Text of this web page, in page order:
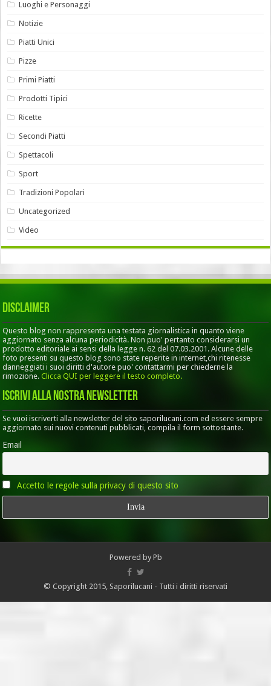
Luoghi e Personaggi
Notizie
Piatti Unici
Pizze
Primi Piatti
Prodotti Tipici
Ricette
Secondi Piatti
Spettacoli
Sport
Tradizioni Popolari
Uncategorized
Video
Disclaimer
Questo blog non rappresenta una testata giornalistica in quanto viene
aggiornato senza alcuna periodicità. Non puo' pertanto considerarsi un
prodotto editoriale ai sensi della legge n. 62 del 07.03.2001. Alcune delle
foto presenti su questo blog sono state reperite in internet,chi ritenesse
danneggiati i suoi diritti d'autore puo' contattarmi per chiederne la
rimozione.Clicca QUI per leggere il testo completo.
Iscrivi alla nostra Newsletter
Se vuoi iscriverti alla newsletter del sito saporilucani.com ed essere sempre
aggiornato sui nuovi contenuti pubblicati, compila il form sottostante.
Email
Accetto le regole sulla privacy di questo sito
Powered by Pb
© Copyright 2015, Saporilucani - Tutti i diritti riservati